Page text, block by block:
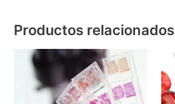
Productos relacionados